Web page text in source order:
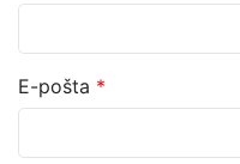
E-pošta *